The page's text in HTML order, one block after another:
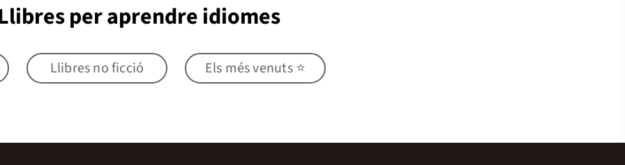
per aprendre idiomes
Llibres no ficció Els més venuts ⭐